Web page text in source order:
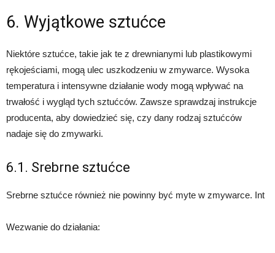
6. Wyjątkowe sztućce
Niektóre sztućce, takie jak te z drewnianymi lub plastikowymi
rękojeściami, mogą ulec uszkodzeniu w zmywarce. Wysoka
temperatura i intensywne działanie wody mogą wpływać na
trwałość i wygląd tych sztućców. Zawsze sprawdzaj instrukcje
producenta, aby dowiedzieć się, czy dany rodzaj sztućców
nadaje się do zmywarki.
6.1. Srebrne sztućce
Srebrne sztućce również nie powinny być myte w zmywarce. Int
Wezwanie do działania: